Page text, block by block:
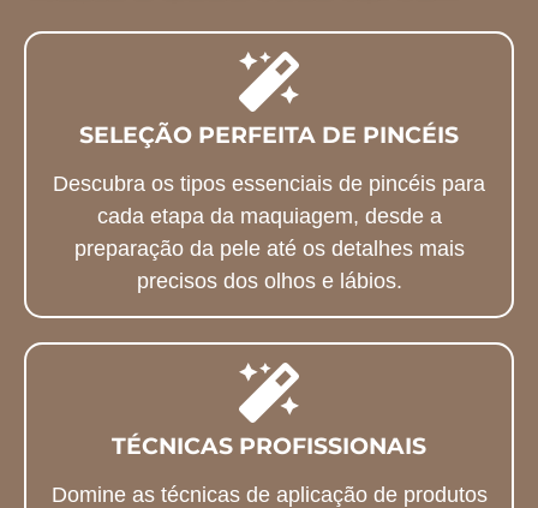
SELEÇÃO PERFEITA DE PINCÉIS
Descubra os tipos essenciais de pincéis para
cada etapa da maquiagem, desde a
preparação da pele até os detalhes mais
precisos dos olhos e lábios.
TÉCNICAS PROFISSIONAIS
Domine as técnicas de aplicação de produtos